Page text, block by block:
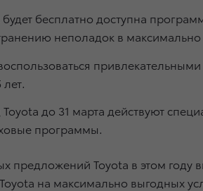
бесплатно доступна
неполадок в
до 31 марта действуют
программы.
Toyota в этом году
на максимально выгодных